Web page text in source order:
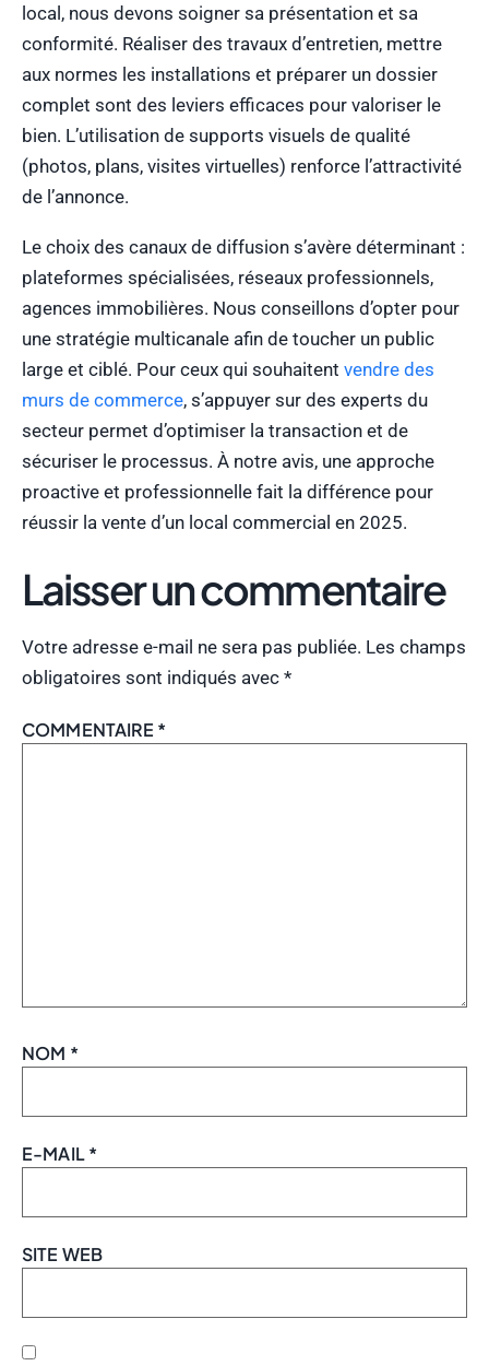
local, nous devons soigner sa présentation et sa
conformité. Réaliser des travaux d’entretien, mettre
aux normes les installations et préparer un dossier
complet sont des leviers efficaces pour valoriser le
bien. L’utilisation de supports visuels de qualité
(photos, plans, visites virtuelles) renforce l’attractivité
de l’annonce.
Le choix des canaux de diffusion s’avère déterminant :
plateformes spécialisées, réseaux professionnels,
agences immobilières. Nous conseillons d’opter pour
une stratégie multicanale afin de toucher un public
large et ciblé. Pour ceux qui souhaitent vendre des
murs de commerce, s’appuyer sur des experts du
secteur permet d’optimiser la transaction et de
sécuriser le processus. À notre avis, une approche
proactive et professionnelle fait la différence pour
réussir la vente d’un local commercial en 2025.
Laisser un commentaire
Votre adresse e-mail ne sera pas publiée. Les champs
obligatoires sont indiqués avec *
COMMENTAIRE *
NOM *
E-MAIL*
SITE WEB